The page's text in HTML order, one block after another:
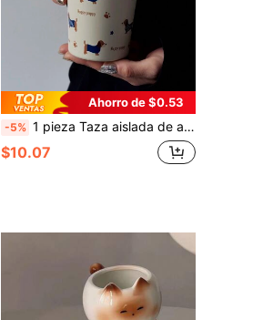
Ahorro de $0.53
-5% 1 pieza Taza aislada de acero inoxidable de doble pared, con forma de perro salchicha, de 280ml-350ml, taza de café, botella de agua, taza de té, fondo plano, apta para exterior, hogar, oficina, regalo de cumpleaños, día de San Valentín, Día de la Madre, vuelta al cole
$10.07